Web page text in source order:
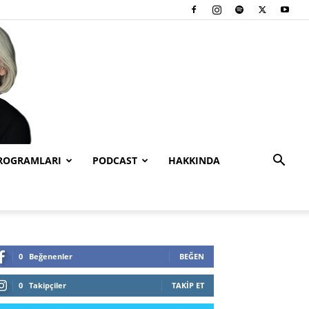
PODCAST HAKKINDA
0 Beğenenler BEĞEN
0 Takipçiler TAKIP ET